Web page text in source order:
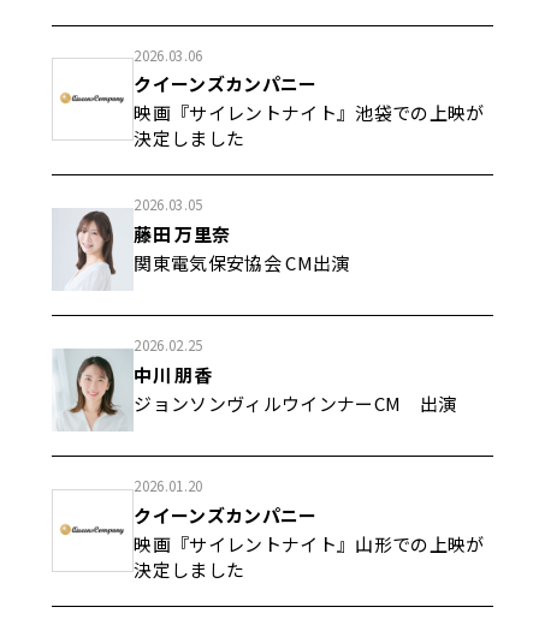
2026.03.06
クイーンズカンパニー
映画『サイレントナイト』池袋での上映が
決定しました
2026.03.05
藤田 万里奈
関東電気保安協会 CM出演
2026.02.25
中川 朋香
ジョンソンヴィルウインナーCM 出演
2026.01.20
クイーンズカンパニー
映画『サイレントナイト』山形での上映が
決定しました